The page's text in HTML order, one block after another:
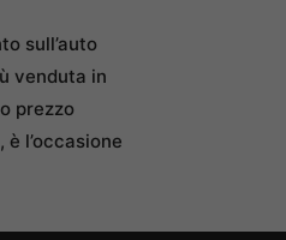
sull’auto
venduta in
prezzo
è l’occasione